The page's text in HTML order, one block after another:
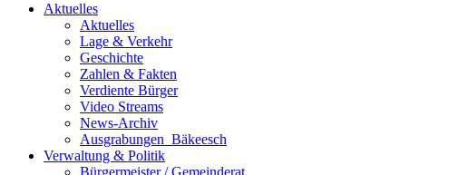
Aktuelles
Aktuelles
Lage & Verkehr
Geschichte
Zahlen & Fakten
Verdiente Bürger
Video Streams
News-Archiv
Ausgrabungen_Bäkeesch
Verwaltung & Politik
Bürgermeister / Gemeinderat